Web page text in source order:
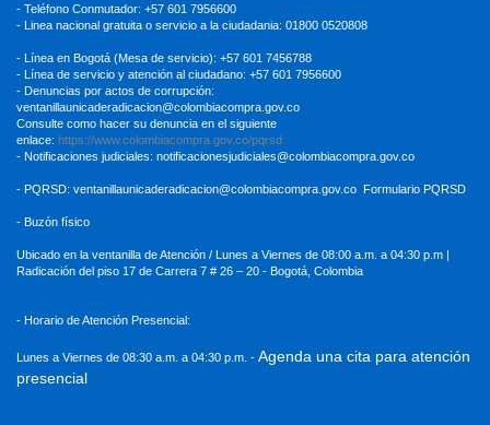
- Teléfono Conmutador: +57 601 7956600
- Linea nacional gratuita o servicio a la ciudadania: 01800 0520808
- Línea en Bogotá (Mesa de servicio): +57 601 7456788
- Línea de servicio y atención al ciudadano: +57 601 7956600
- Denuncias por actos de corrupción:
ventanillaunicaderadicacion@colombiacompra.gov.co
Consulte como hacer su denuncia en el siguiente
enlace: https://www.colombiacompra.gov.co/pqrsd
- Notificaciones judiciales: notificacionesjudiciales@colombiacompra.gov.co
- PQRSD: ventanillaunicaderadicacion@colombiacompra.gov.co Formulario PQRSD
- Buzón físico
Ubicado en la ventanilla de Atención / Lunes a Viernes de 08:00 a.m. a 04:30 p.m |
Radicación del piso 17 de Carrera 7 # 26 – 20 - Bogotá, Colombia
- Horario de Atención Presencial:
Lunes a Viernes de 08:30 a.m. a 04:30 p.m. - Agenda una cita para atención
presencial